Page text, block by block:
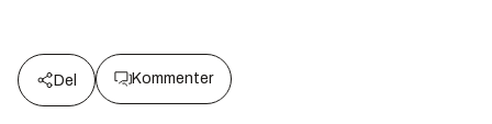
Del Kommenter